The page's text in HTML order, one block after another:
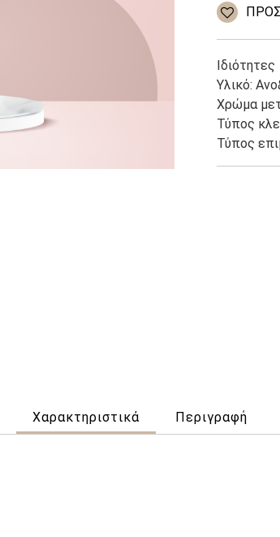
Ιδιότητες
Υλικό:
Χρώμα
Τύπος
Τύπος
Steel
ποσότητα
Χαρακτηριστικά Περιγραφή